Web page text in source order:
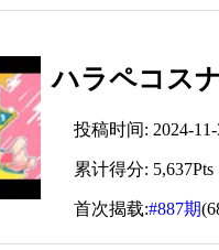
ハラペコス
投稿时间: 2024-11-
累计得分: 5,637Pts
首次揭载:#887期